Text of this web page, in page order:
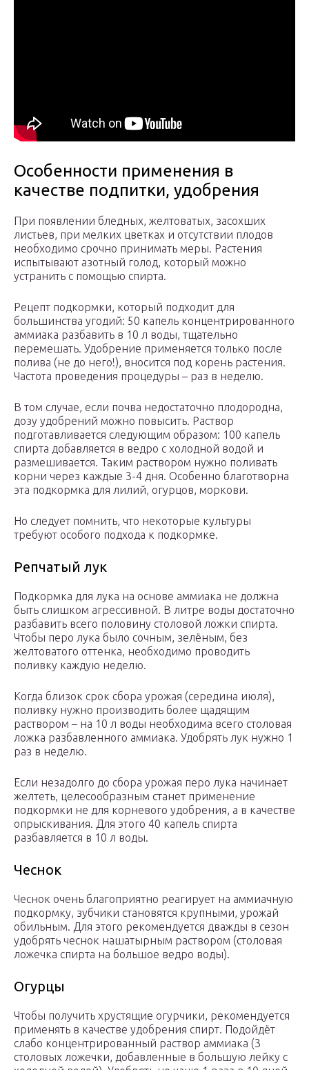
Особенности применения в
качестве подпитки, удобрения
При появлении бледных, желтоватых, засохших
листьев, при мелких цветках и отсутствии плодов
необходимо срочно принимать меры. Растения
испытывают азотный голод, который можно
устранить с помощью спирта.
Рецепт подкормки, который подходит для
большинства угодий: 50 капель концентрированного
аммиака разбавить в 10 л воды, тщательно
перемешать. Удобрение применяется только после
полива (не до него!), вносится под корень растения.
Частота проведения процедуры – раз в неделю.
В том случае, если почва недостаточно плодородна,
дозу удобрений можно повысить. Раствор
подготавливается следующим образом: 100 капель
спирта добавляется в ведро с холодной водой и
размешивается. Таким раствором нужно поливать
корни через каждые 3-4 дня. Особенно благотворна
эта подкормка для лилий, огурцов, моркови.
Но следует помнить, что некоторые культуры
требуют особого подхода к подкормке.
Репчатый лук
Подкормка для лука на основе аммиака не должна
быть слишком агрессивной. В литре воды достаточно
разбавить всего половину столовой ложки спирта.
Чтобы перо лука было сочным, зелёным, без
желтоватого оттенка, необходимо проводить
поливку каждую неделю.
Когда близок срок сбора урожая (середина июля),
поливку нужно производить более щадящим
раствором – на 10 л воды необходима всего столовая
ложка разбавленного аммиака. Удобрять лук нужно 1
раз в неделю.
Если незадолго до сбора урожая перо лука начинает
желтеть, целесообразным станет применение
подкормки не для корневого удобрения, а в качестве
опрыскивания. Для этого 40 капель спирта
разбавляется в 10 л воды.
Чеснок
Чеснок очень благоприятно реагирует на аммиачную
подкормку, зубчики становятся крупными, урожай
обильным. Для этого рекомендуется дважды в сезон
удобрять чеснок нашатырным раствором (столовая
ложечка спирта на большое ведро воды).
Огурцы
Чтобы получить хрустящие огурчики, рекомендуется
применять в качестве удобрения спирт. Подойдёт
слабо концентрированный раствор аммиака (3
столовых ложечки, добавленные в большую лейку с